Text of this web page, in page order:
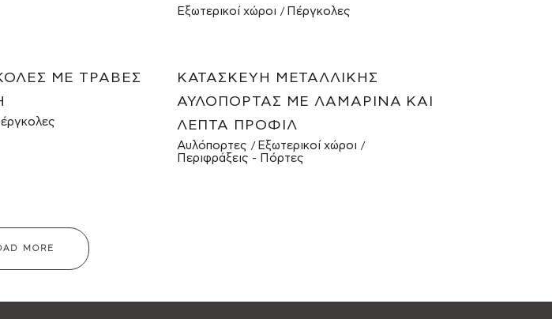
Εξωτερικοί χώροι Πέργκολες
ΜΕ ΤΡΆΒΕΣ
ΚΑΤΑΣΚΕΥΉ ΜΕΤΑΛΛΙΚΉΣ
ΑΥΛΌΠΟΡΤΑΣ ΜΕ ΛΑΜΑΡΊΝΑ ΚΑΙ
ΛΕΠΤΆ ΠΡΟΦΊΛ
Αυλόπορτες
Εξωτερικοί χώροι
Περιφράξεις - Πόρτες
MORE